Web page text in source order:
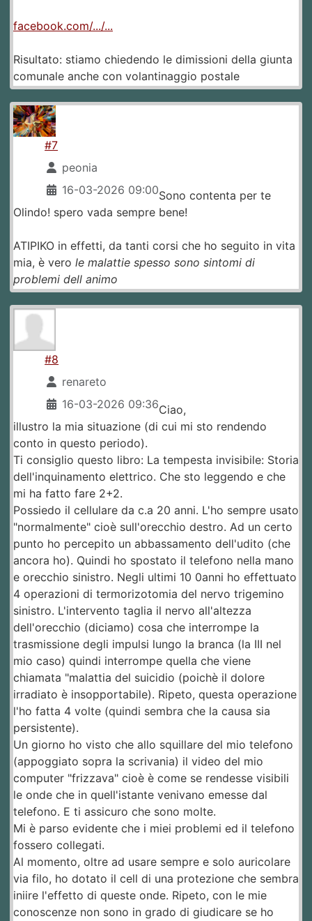
facebook.com/.../...
Risultato: stiamo chiedendo le dimissioni della giunta
comunale anche con volantinaggio postale
#7
peonia
16-03-2026 09:00Sono contenta per te
Olindo! spero vada sempre bene!
ATIPIKO in effetti, da tanti corsi che ho seguito in vita
mia, è vero le malattie spesso sono sintomi di
problemi dell animo
#8
renareto
16-03-2026 09:36Ciao,
illustro la mia situazione (di cui mi sto rendendo
conto in questo periodo).
Ti consiglio questo libro: La tempesta invisibile: Storia
dell'inquinamento elettrico. Che sto leggendo e che
mi ha fatto fare 2+2.
Possiedo il cellulare da c.a 20 anni. L'ho sempre usato
"normalmente" cioè sull'orecchio destro. Ad un certo
punto ho percepito un abbassamento dell'udito (che
ancora ho). Quindi ho spostato il telefono nella mano
e orecchio sinistro. Negli ultimi 10 0anni ho effettuato
4 operazioni di termorizotomia del nervo trigemino
sinistro. L'intervento taglia il nervo all'altezza
dell'orecchio (diciamo) cosa che interrompe la
trasmissione degli impulsi lungo la branca (la III nel
mio caso) quindi interrompe quella che viene
chiamata "malattia del suicidio (poichè il dolore
irradiato è insopportabile). Ripeto, questa operazione
l'ho fatta 4 volte (quindi sembra che la causa sia
persistente).
Un giorno ho visto che allo squillare del mio telefono
(appoggiato sopra la scrivania) il video del mio
computer "frizzava" cioè è come se rendesse visibili
le onde che in quell'istante venivano emesse dal
telefono. E ti assicuro che sono molte.
Mi è parso evidente che i miei problemi ed il telefono
fossero collegati.
Al momento, oltre ad usare sempre e solo auricolare
via filo, ho dotato il cell di una protezione che sembra
iniire l'effetto di queste onde. Ripeto, con le mie
conoscenze non sono in grado di giudicare se ho